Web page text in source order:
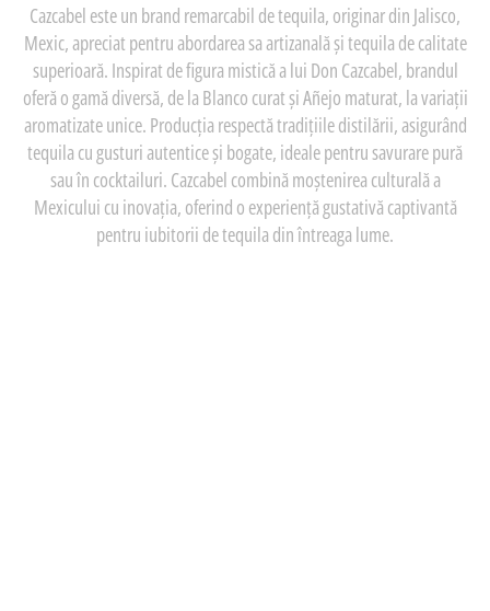
Cazcabel este un brand remarcabil de tequila, originar din Jalisco,
Mexic, apreciat pentru abordarea sa artizanală și tequila de calitate
superioară. Inspirat de figura mistică a lui Don Cazcabel, brandul
oferă o gamă diversă, de la Blanco curat și Añejo maturat, la variații
aromatizate unice. Producția respectă tradițiile distilării, asigurând
tequila cu gusturi autentice și bogate, ideale pentru savurare pură
sau în cocktailuri. Cazcabel combină moștenirea culturală a
Mexicului cu inovația, oferind o experiență gustativă captivantă
pentru iubitorii de tequila din întreaga lume.